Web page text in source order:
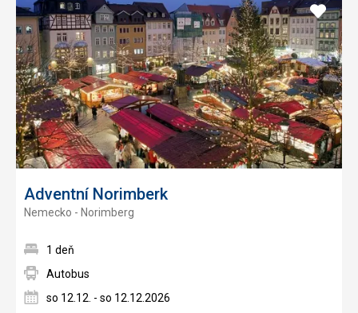
Adventní Norimberk
Nemecko - Norimberg
Pridať
do
1 deň
Autobus
so 12.12. - so 12.12.2026